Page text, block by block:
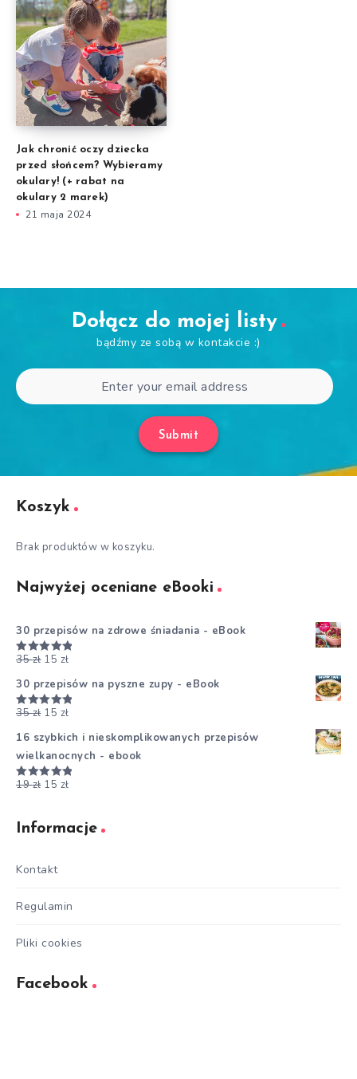
Jak chronić oczy dziecka
przed słońcem? Wybieramy
okulary! (+ rabat na
okulary 2 marek)
21 maja 2024
Dołącz do mojej listy
bądźmy ze sobą w kontakcie :)
Submit
Koszyk
Brak produktów w koszyku.
Najwyżej oceniane eBooki
30 przepisów na zdrowe śniadania - eBook
Oceniono
35zł 15 zł
30 przepisów na pyszne zupy - eBook
Oceniono
35zł 15 zł
16 szybkich i nieskomplikowanych przepisów
wielkanocnych - ebook
Oceniono
19zł 15 zł
Informacje
Kontakt
Regulamin
Pliki cookies
Facebook